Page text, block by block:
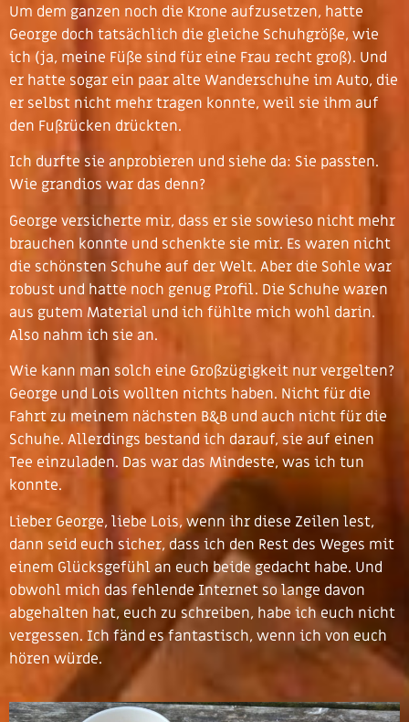
Um dem ganzen noch die Krone aufzusetzen, hatte
George doch tatsächlich die gleiche Schuhgröße, wie
ich (ja, meine Füße sind für eine Frau recht groß). Und
er hatte sogar ein paar alte Wanderschuhe im Auto, die
er selbst nicht mehr tragen konnte, weil sie ihm auf
den Fußrücken drückten.
Ich durfte sie anprobieren und siehe da: Sie passten.
Wie grandios war das denn?
George versicherte mir, dass er sie sowieso nicht mehr
brauchen konnte und schenkte sie mir. Es waren nicht
die schönsten Schuhe auf der Welt. Aber die Sohle war
robust und hatte noch genug Profil. Die Schuhe waren
aus gutem Material und ich fühlte mich wohl darin.
Also nahm ich sie an.
Wie kann man solch eine Großzügigkeit nur vergelten?
George und Lois wollten nichts haben. Nicht für die
Fahrt zu meinem nächsten B&B und auch nicht für die
Schuhe. Allerdings bestand ich darauf, sie auf einen
Tee einzuladen. Das war das Mindeste, was ich tun
konnte.
Lieber George, liebe Lois, wenn ihr diese Zeilen lest,
dann seid euch sicher, dass ich den Rest des Weges mit
einem Glücksgefühl an euch beide gedacht habe. Und
obwohl mich das fehlende Internet so lange davon
abgehalten hat, euch zu schreiben, habe ich euch nicht
vergessen. Ich fänd es fantastisch, wenn ich von euch
hören würde.